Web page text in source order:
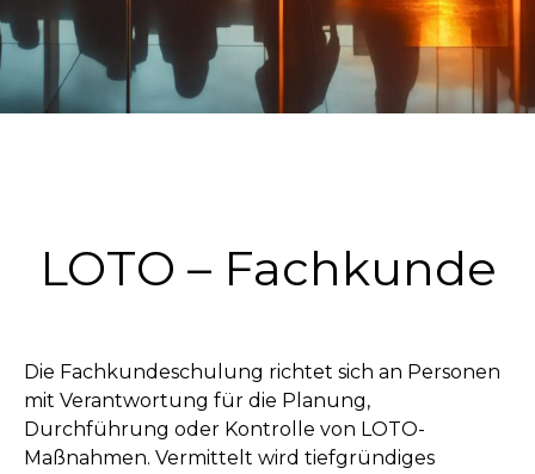
LOTO – Fachkunde
Die Fachkundeschulung richtet sich an Personen
mit Verantwortung für die Planung,
Durchführung oder Kontrolle von LOTO-
Maßnahmen. Vermittelt wird tiefgründiges